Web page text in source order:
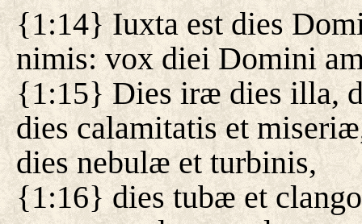
{1:14} Iuxta est dies
nimis: vox diei Domini
{1:15} Dies iræ dies illa,
dies calamitatis et
dies nebulæ et turbinis,
{1:16} dies tubæ et